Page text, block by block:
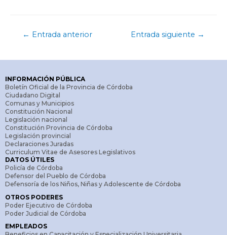
← Entrada anterior Entrada siguiente →
INFORMACIÓN PÚBLICA
Boletín Oficial de la Provincia de Córdoba
Ciudadano Digital
Comunas y Municipios
Constitución Nacional
Legislación nacional
Constitución Provincia de Córdoba
Legislación provincial
Declaraciones Juradas
Curriculum Vitae de Asesores Legislativos
DATOS ÚTILES
Policía de Córdoba
Defensor del Pueblo de Córdoba
Defensoría de los Niños, Niñas y Adolescente de Córdoba
OTROS PODERES
Poder Ejecutivo de Córdoba
Poder Judicial de Córdoba
EMPLEADOS